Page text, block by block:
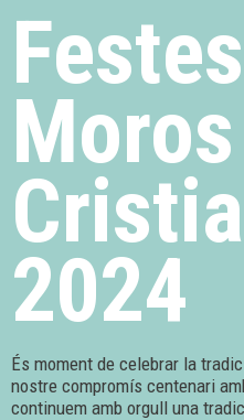
2024
És moment de celebrar la
nostre compromís centenari
continuem amb orgull una